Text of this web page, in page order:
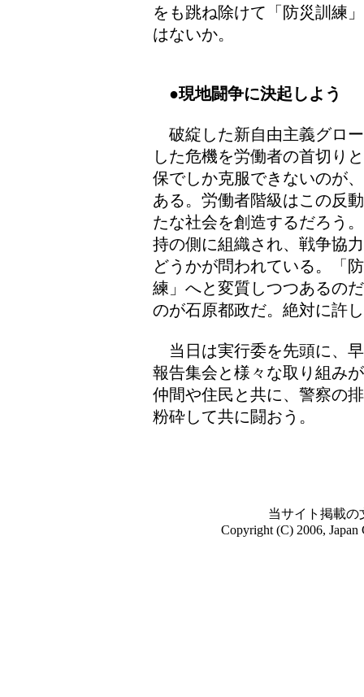
をも跳ね除けて「防災訓練
はないか。
●現地闘争に決起しよう
破綻した新自由主義グロ
した危機を労働者の首切り
保でしか克服できないのが
ある。労働者階級はこの反
たな社会を創造するだろう
持の側に組織され、戦争協
どうかが問われている。「
練」へと変質しつつあるの
のが石原都政だ。絶対に許
当日は実行委を先頭に、
報告集会と様々な取り組み
仲間や住民と共に、警察の
粉砕して共に闘おう。
当サイト掲載の
Copyright (C) 2006, Japan